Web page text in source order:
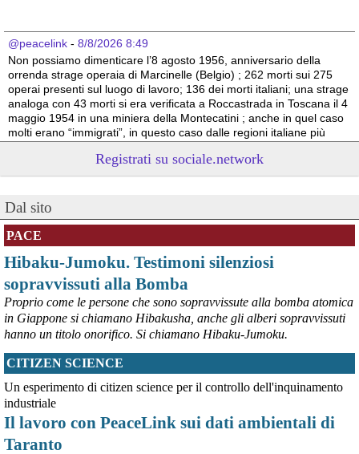
@peacelink - 8/8/2026 8:49
Non possiamo dimenticare l’8 agosto 1956, anniversario della
orrenda strage operaia di Marcinelle (Belgio) ; 262 morti sui 275
operai presenti sul luogo di lavoro; 136 dei morti italiani; una strage
analoga con 43 morti si era verificata a Roccastrada in Toscana il 4
maggio 1954 in una miniera della Montecatini ; anche in quel caso
molti erano “immigrati”, in questo caso dalle regioni italiane più
Vito Totire, portavoce RETE NAZIONALE LAVORO SICURO
#migranti #lavoratori #Marcinelle
@peacelink - 6/8/2026 21:53
askanews.it/2026/08/05/ex-ilva
“Dal confronto con tutti gli attori e dai contributi raccolti il Governo
elaborerà, come concordato a Palazzo Chigi, un piano straordinario
per Taranto”, avrebbe detto il ministro Urso.
#Taranto #
Registrati su sociale.network
Dal sito
PACE
Hibaku-Jumoku. Testimoni silenziosi
sopravvissuti alla Bomba
Proprio come le persone che sono sopravvissute alla bomba atomica
in Giappone si chiamano Hibakusha, anche gli alberi sopravvissuti
hanno un titolo onorifico. Si chiamano Hibaku-Jumoku.
CITIZEN SCIENCE
Un esperimento di citizen science per il controllo dell'inquinamento
industriale
Il lavoro con PeaceLink sui dati ambientali di
Taranto